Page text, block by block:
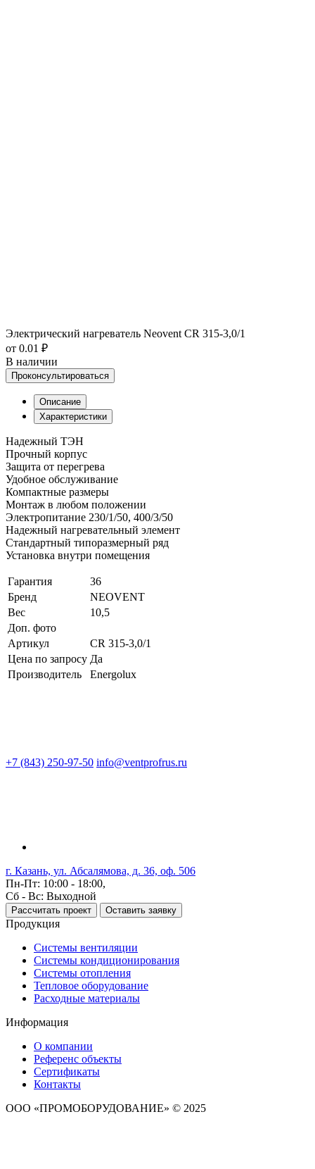
Электрический нагреватель Neovent CR 315-3,0/1
от 0.01 ₽
В наличии
Проконсультироваться
Описание
Характеристики
Надежный ТЭН
Прочный корпус
Защита от перегрева
Удобное обслуживание
Компактные размеры
Монтаж в любом положении
Электропитание 230/1/50, 400/3/50
Надежный нагревательный элемент
Стандартный типоразмерный ряд
Установка внутри помещения
Гарантия
36
Бренд
NEOVENT
Вес
10,5
Доп. фото
Артикул
CR 315-3,0/1
Цена по запросу Да
Производитель
Energolux
+7 (843) 250-97-50 info@ventprofrus.ru
г. Казань, ул. Абсалямова, д. 36, оф. 506
Пн-Пт: 10:00 - 18:00,
Сб - Вс: Выходной
Рассчитать проект Оставить заявку
Продукция
Системы вентиляции
Системы кондиционирования
Системы отопления
Тепловое оборудование
Расходные материалы
Информация
О компании
Референс объекты
Сертификаты
Контакты
ООО «ПРОМОБОРУДОВАНИЕ» © 2025